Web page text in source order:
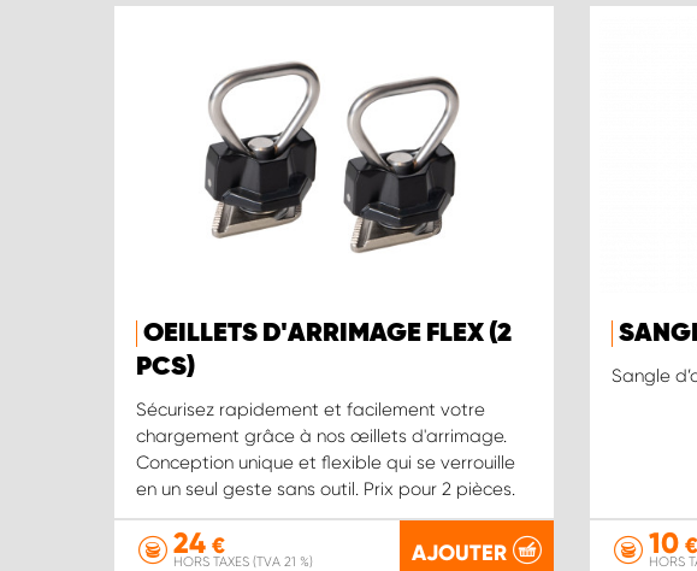
OEILLETS D'ARRIMAGE FLEX (2
PCS)
Sécurisez rapidement et facilement votre
chargement grâce à nos œillets d'arrimage.
Conception unique et flexible qui se verrouille
en un seul geste sans outil. Prix pour 2 pièces.
24 €
HORS TAXES (TVA 21 %) AJOUTER
Sangle
10€
HORS